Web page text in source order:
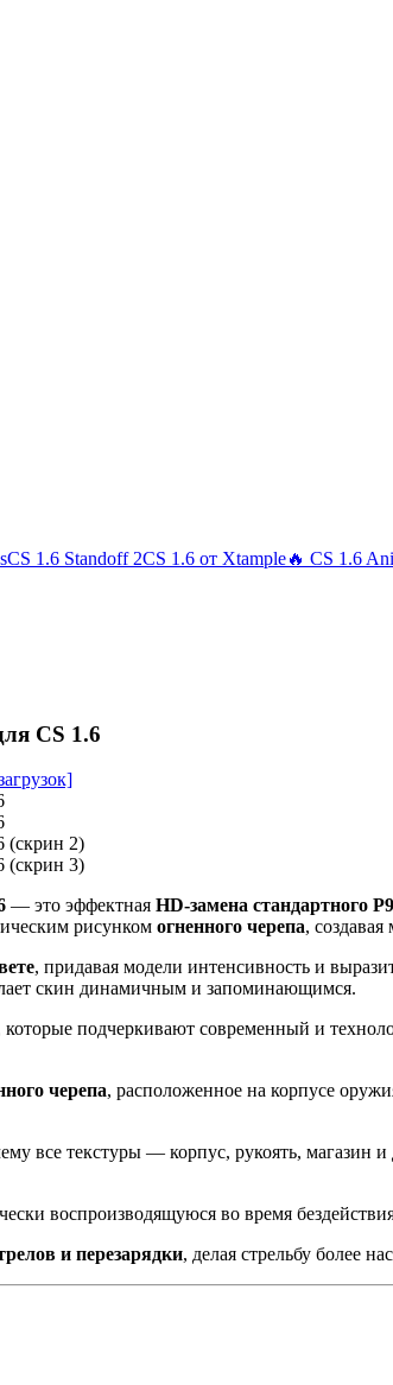
CS 1.6 Standoff 2CS 1.6 от Xtample🔥 CS 1.6
CS 1.6
— это эффектная HD-замена стандартного
рисунком огненного черепа,
, придавая модели интенсивность и
скин динамичным и запоминающимся.
которые подчеркивают современный и
черепа, расположенное на корпусе
все текстуры — корпус, рукоять,
воспроизводящуюся во время
и перезарядки, делая стрельбу более